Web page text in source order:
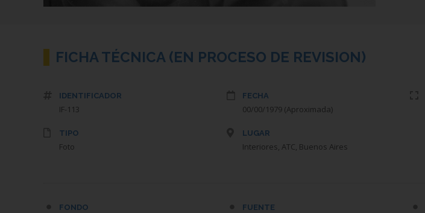
FICHA TÉCNICA (EN PROCESO DE REVISION)
IDENTIFICADOR
IF-113
TIPO
Foto
FECHA
00/00/1979 (Aproximada)
LUGAR
Interiores, ATC, Buenos Aires
FONDO FUENTE